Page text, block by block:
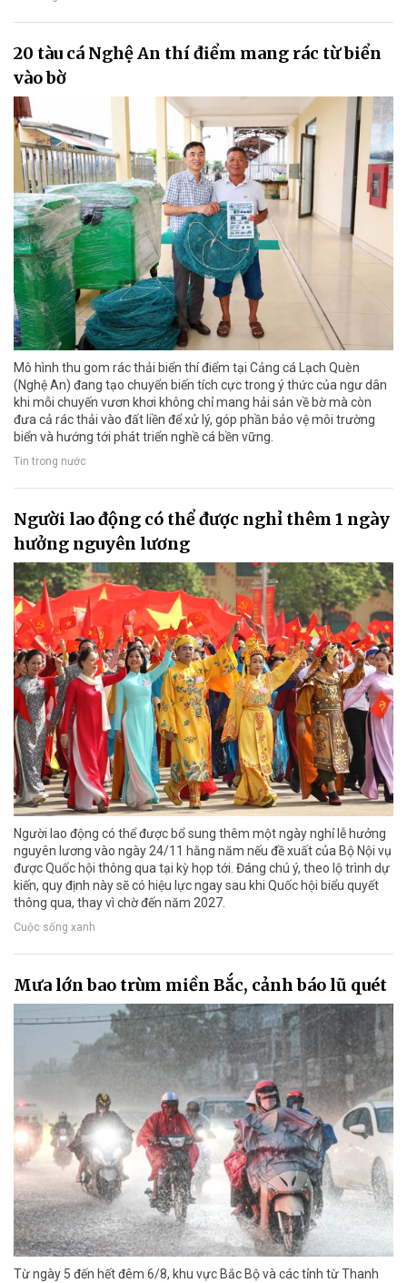
20 tàu cá Nghệ An thí điểm mang rác từ biển
vào bờ
Mô hình thu gom rác thải biển thí điểm tại Cảng cá Lạch Quèn
(Nghệ An) đang tạo chuyển biến tích cực trong ý thức của ngư dân
khi mỗi chuyến vươn khơi không chỉ mang hải sản về bờ mà còn
đưa cả rác thải vào đất liền để xử lý, góp phần bảo vệ môi trường
biển và hướng tới phát triển nghề cá bền vững.
Tin trong nước
Người lao động có thể được nghỉ thêm 1 ngày
hưởng nguyên lương
Người lao động có thể được bổ sung thêm một ngày nghỉ lễ hưởng
nguyên lương vào ngày 24/11 hằng năm nếu đề xuất của Bộ Nội vụ
được Quốc hội thông qua tại kỳ họp tới. Đáng chú ý, theo lộ trình dự
kiến, quy định này sẽ có hiệu lực ngay sau khi Quốc hội biểu quyết
thông qua, thay vì chờ đến năm 2027.
Cuộc sống xanh
Mưa lớn bao trùm miền Bắc, cảnh báo lũ quét
Từ ngày 5 đến hết đêm 6/8, khu vực Bắc Bộ và các tỉnh từ Thanh